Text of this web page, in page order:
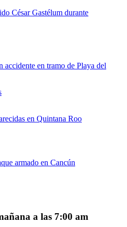
César Gastélum durante
accidente en tramo de Playa del
en Quintana Roo
armado en Cancún
a las 7:00 am